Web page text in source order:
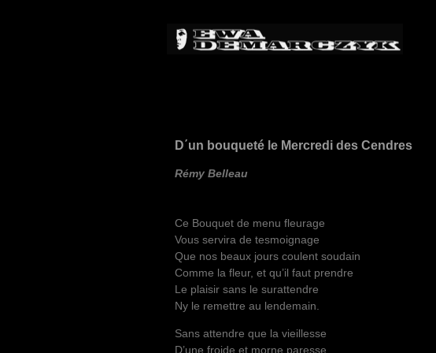
D΄un bouqueté le Mercredi des Cendres
Rémy Belleau
Ce Bouquet de menu fleurage
Vous servira de tesmoignage
Que nos beaux jours coulent soudain
Comme la fleur, et qu’il faut prendre
Le plaisir sans le surattendre
Ny le remettre au lendemain.
Sans attendre que la vieillesse
D’une froide et morne paresse